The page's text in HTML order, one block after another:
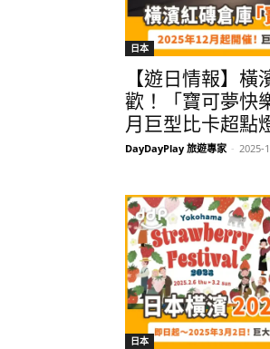
日本
【遊日情報】
歡！「寶可夢快
月巨型比卡超點
DayDayPlay 旅遊專家 - 2025-
日本